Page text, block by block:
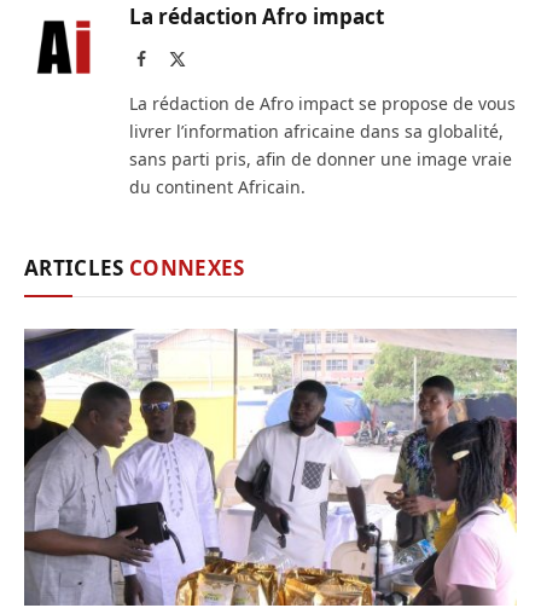
La rédaction Afro impact
Facebook
La rédaction de Afro impact se propose de vous
livrer l’information africaine dans sa globalité,
sans parti pris, afin de donner une image vraie
du continent Africain.
ARTICLES CONNEXES